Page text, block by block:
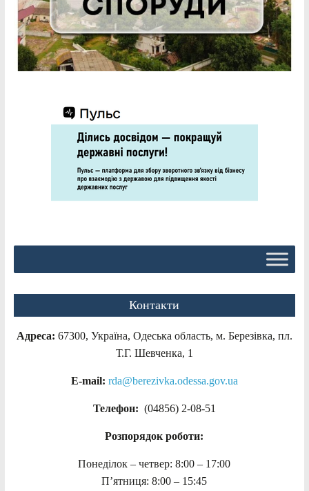
Контакти
Адреса: 67300, Україна, Одеська область, м. Березівка, пл.
Т.Г. Шевченка, 1
E-mail: rda@berezivka.odessa.gov.ua
Телефон: (04856) 2-08-51
Розпорядок роботи:
Понеділок – четвер: 8:00 – 17:00
П’ятниця: 8:00 – 15:45